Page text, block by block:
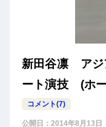
新田谷凛 アジ
ート演技 (ホ
コメント(7)
公開日： 2014年8月13日